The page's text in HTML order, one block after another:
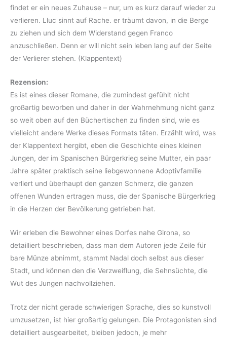
findet er ein neues Zuhause – nur, um es kurz darauf wieder zu
verlieren. Lluc sinnt auf Rache. er träumt davon, in die Berge
zu ziehen und sich dem Widerstand gegen Franco
anzuschließen. Denn er will nicht sein leben lang auf der Seite
der Verlierer stehen. (Klappentext)
Rezension:
Es ist eines dieser Romane, die zumindest gefühlt nicht
großartig beworben und daher in der Wahrnehmung nicht ganz
so weit oben auf den Büchertischen zu finden sind, wie es
vielleicht andere Werke dieses Formats täten. Erzählt wird, was
der Klappentext hergibt, eben die Geschichte eines kleinen
Jungen, der im Spanischen Bürgerkrieg seine Mutter, ein paar
Jahre später praktisch seine liebgewonnene Adoptivfamilie
verliert und überhaupt den ganzen Schmerz, die ganzen
offenen Wunden ertragen muss, die der Spanische Bürgerkrieg
in die Herzen der Bevölkerung getrieben hat.
Wir erleben die Bewohner eines Dorfes nahe Girona, so
detailliert beschrieben, dass man dem Autoren jede Zeile für
bare Münze abnimmt, stammt Nadal doch selbst aus dieser
Stadt, und können den die Verzweiflung, die Sehnsüchte, die
Wut des Jungen nachvollziehen.
Trotz der nicht gerade schwierigen Sprache, dies so kunstvoll
umzusetzen, ist hier großartig gelungen. Die Protagonisten sind
detailliert ausgearbeitet, bleiben jedoch, je mehr